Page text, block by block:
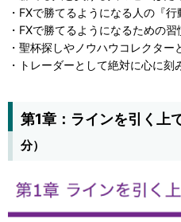
・FXで勝てるようになる人の『
・FXで勝てるようになるための
・聖杯探しやノウハウコレクター
・トレーダーとして絶対に心に刻
第1章：ラインを引く上
分）